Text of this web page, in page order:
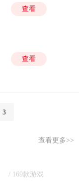
查看
查看
3
查看更多>>
/ 169款游戏